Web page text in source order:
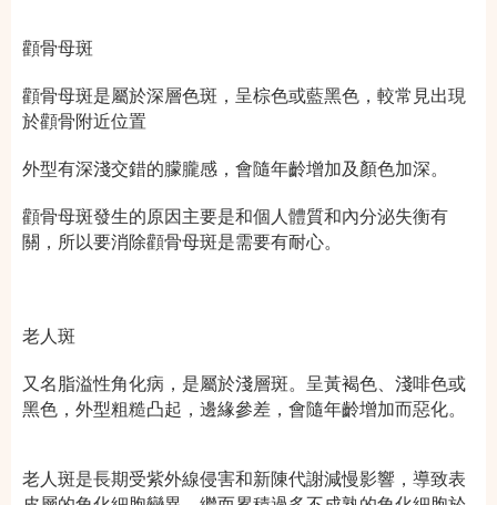
顴骨母斑
顴骨母斑是屬於深層色斑，呈棕色或藍黑色，較常見出現
於顴骨附近位置
外型有深淺交錯的朦朧感，會隨年齡增加及顏色加深。
顴骨母斑發生的原因主要是和個人體質和內分泌失衡有
關，所以要消除顴骨母斑是需要有耐心。
老人斑
又名脂溢性角化病，是屬於淺層斑。呈黃褐色、淺啡色或
黑色，外型粗糙凸起 ，邊緣參差，會隨年齡增加而惡化。
老人斑是長期受紫外線侵害和新陳代謝減慢影響，導致表